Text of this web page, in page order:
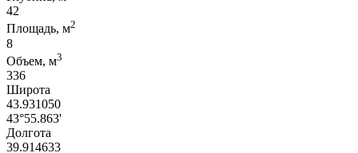
42
Площадь, м2
8
Объем, м3
336
Широта
43.931050
43°55.863'
Долгота
39.914633